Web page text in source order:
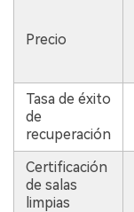
Precio
Tasa de éxito
de
recuperación
Certificación
de salas
limpias